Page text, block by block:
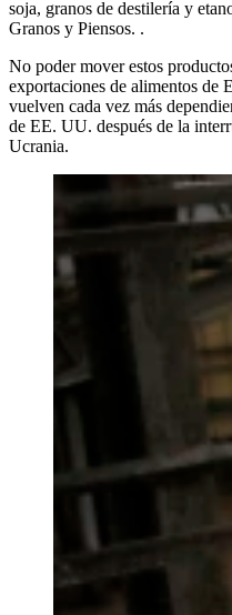
soja, granos de destilería y
Granos y Piensos. .
No poder mover estos
exportaciones de alimentos de
vuelven cada vez más
de EE. UU. después de la
Ucrania.